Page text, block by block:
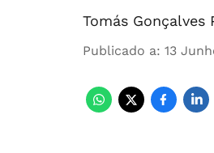
Tomás Gonçalves
Publicado a: 13